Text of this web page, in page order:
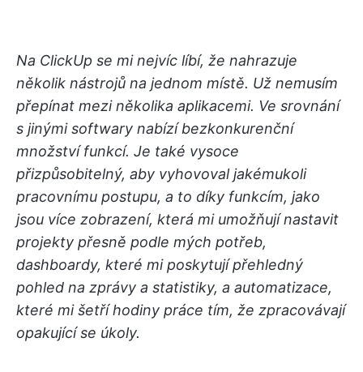
Na ClickUp se mi nejvíc líbí, že nahrazuje
několik nástrojů na jednom místě. Už nemusím
přepínat mezi několika aplikacemi. Ve srovnání
s jinými softwary nabízí bezkonkurenční
množství funkcí. Je také vysoce
přizpůsobitelný, aby vyhovoval jakémukoli
pracovnímu postupu, a to díky funkcím, jako
jsou více zobrazení, která mi umožňují nastavit
projekty přesně podle mých potřeb,
dashboardy, které mi poskytují přehledný
pohled na zprávy a statistiky, a automatizace,
které mi šetří hodiny práce tím, že zpracovávají
opakující se úkoly.